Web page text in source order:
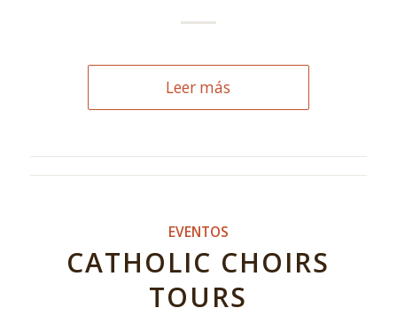
Leer más
EVENTOS
CATHOLIC CHOIRS
TOURS